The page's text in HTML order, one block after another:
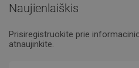
Naujienlaiškis
Prisiregistruokite prie
atnaujinkite.